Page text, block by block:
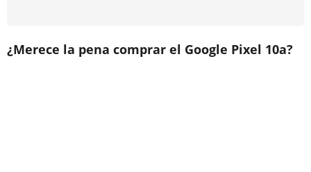
¿Merece la pena comprar el Google Pixel 10a?